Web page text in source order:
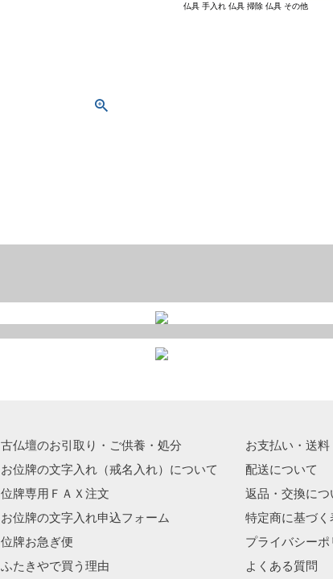
仏具 手入れ 仏具 掃除 仏具 その他
古仏壇のお引取り・ご供養・処分
お位牌の文字入れ（戒名入れ）について
位牌専用ＦＡＸ注文
お位牌の文字入れ申込フォーム
位牌お急ぎ便
ふたきやで買う理由
お支払い・送料
配送について
返品・交換につ
特定商に基づく
プライバシーポ
よくある質問